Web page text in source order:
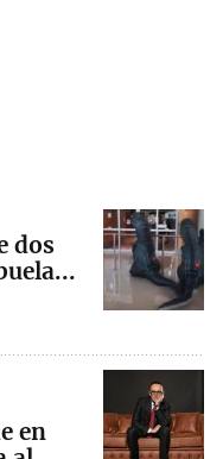
dos
en